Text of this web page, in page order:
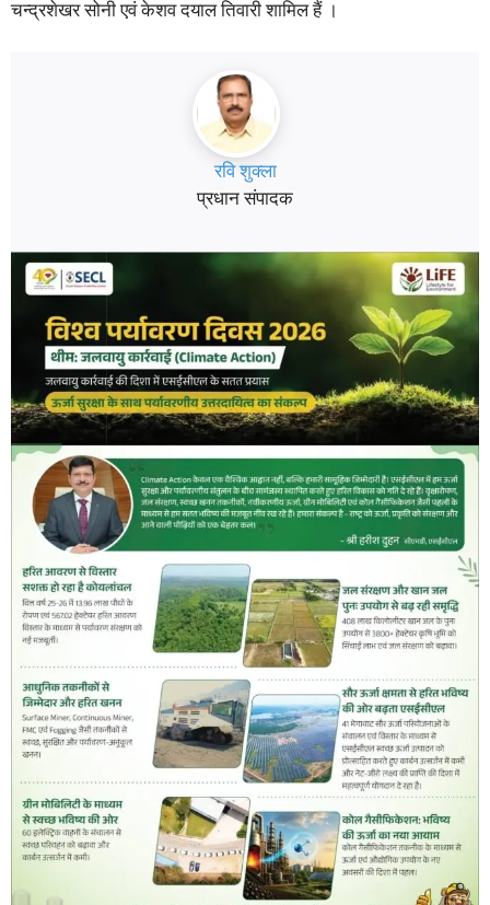
चन्द्रशेखर सोनी एवं केशव दयाल तिवारी शामिल हैं ।
रवि शुक्ला
प्रधान संपादक